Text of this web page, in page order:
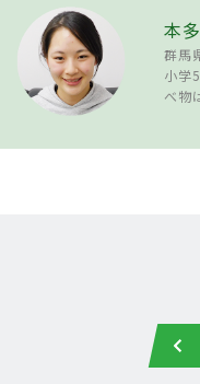
本
群馬
小学
べ物